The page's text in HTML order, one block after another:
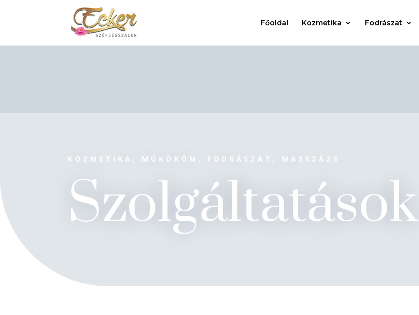
Főoldal Kozmetika Fodrászat
KOZMETIKA, MŰKÖRÖM, FODRÁSZAT, MASSZÁZS
Szolgáltatások